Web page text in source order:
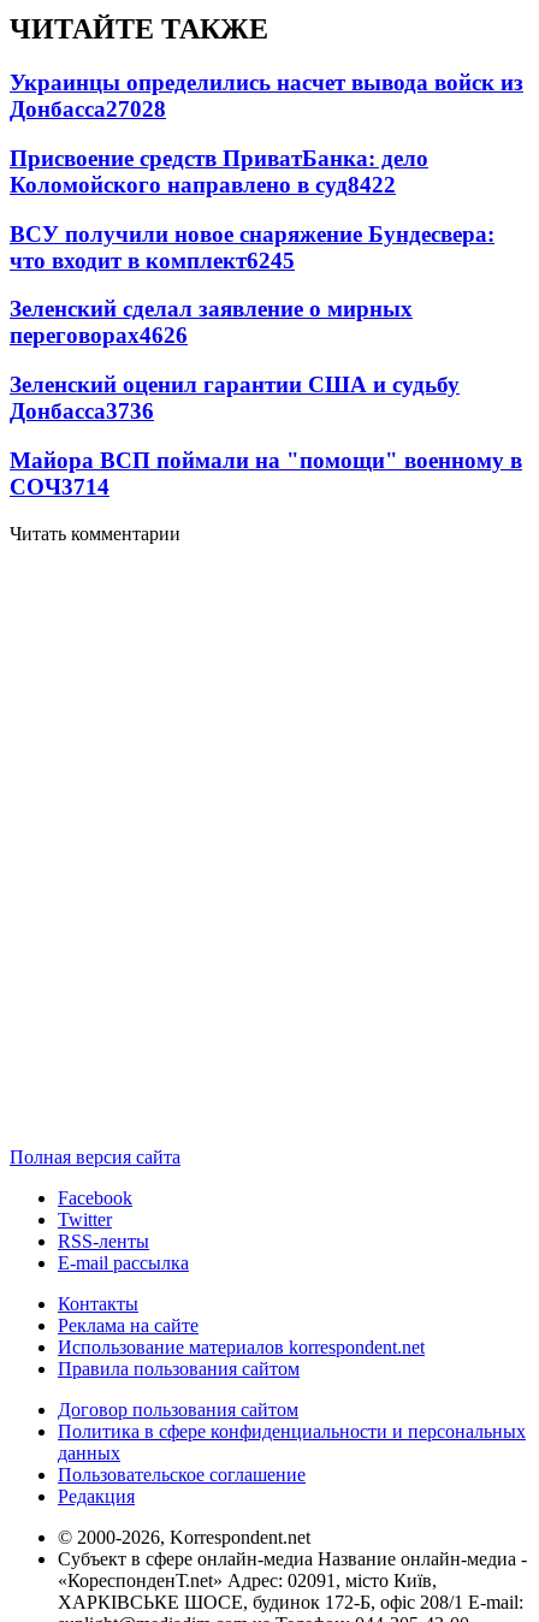
ЧИТАЙТЕ ТАКЖЕ
Украинцы определились насчет вывода войск из
Донбасса27028
Присвоение средств ПриватБанка: дело
Коломойского направлено в суд8422
ВСУ получили новое снаряжение Бундесвера:
что входит в комплект6245
Зеленский сделал заявление о мирных
переговорах4626
Зеленский оценил гарантии США и судьбу
Донбасса3736
Майора ВСП поймали на "помощи" военному в
СОЧ3714
Читать комментарии
Полная версия сайта
Facebook
Twitter
RSS-ленты
E-mail рассылка
Контакты
Реклама на сайте
Использование материалов korrespondent.net
Правила пользования сайтом
Договор пользования сайтом
Политика в сфере конфиденциальности и персональных
данных
Пользовательское соглашение
Редакция
© 2000-2026, Korrespondent.net
Субъект в сфере онлайн-медиа Название онлайн-медиа -
«КореспонденТ.net» Адрес: 02091, місто Київ,
ХАРКІВСЬКЕ ШОСЕ, будинок 172-Б, офіс 208/1 E-mail: